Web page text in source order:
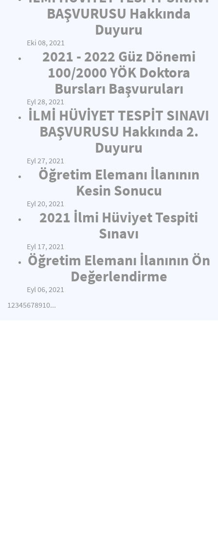
BAŞVURUSU Hakkında
Duyuru
Eki 08, 2021
2021 - 2022 Güz Dönemi
100/2000 YÖK Doktora
Bursları Başvuruları
Eyl 28, 2021
İLMİ HÜVİYET TESPİT SINAVI
BAŞVURUSU Hakkında 2.
Duyuru
Eyl 27, 2021
Öğretim Elemanı İlanının
Kesin Sonucu
Eyl 20, 2021
2021 İlmi Hüviyet Tespiti
Sınavı
Eyl 17, 2021
Öğretim Elemanı İlanının Ön
Değerlendirme
Eyl 06, 2021
12345678910...